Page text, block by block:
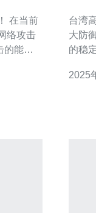
络攻击
的能力
台湾高防
大防
的稳
务器的最佳地
2025